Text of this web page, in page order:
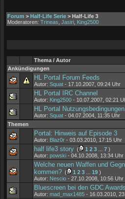
Forum > Half-Life Serie > Half-Life 3
Moderatoren: Trineas Jasiri King2500
Thema / Autor
Ankündigungen
HL Portal Forum Feeds
Autor: Squat - 17.10.2007, 09:24 Uhr
HL Portal IRC Channel
Autor: King2500 - 10.07.2007, 02:21
HL Portal Nutzungsbedingungen
Autor: Squat - 04.07.2004, 11:35 Uhr
Themen
Portal: Hinweis auf Episode 3
Autor: Blaz0r - 03.03.2010, 17:15 Uhr
half life3 story ( 1 2 3 7 )
Autor: powski - 04.10.2008, 13:34 Uhr
Welche neuen Waffen und
kommen? ( 1 2 3 19 )
Autor: Nescio - 27.10.2008, 10:56 Uhr
Bluescreen bei den GDC
Autor: mad_max1485 - 16.03.2010,